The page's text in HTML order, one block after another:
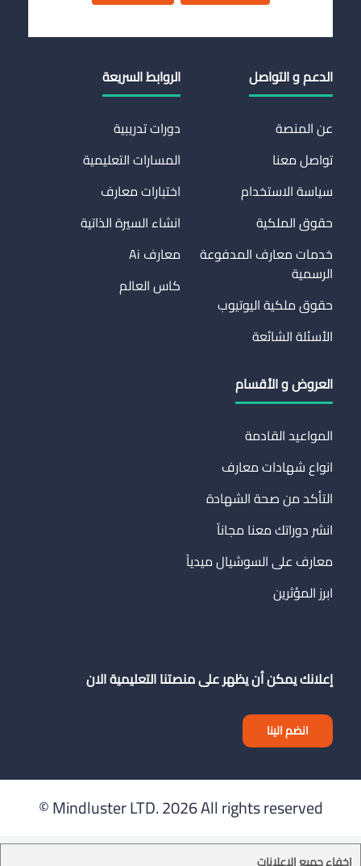
الدعم و التواصل
عن المنصة
تواصل معنا
سياسة الاستخدام
حقوق الملكية
خدمات معارف المدفوعة
الرسمية
حقوق ملكية اليوتيوب
الأسئلة الشائعة
الروابط السريعة
دورات تدريبية
المسارات التعليمية
اختبارات معارف
انشاء السيرة الذاتية
معارف Ai
كاس العالم
العروض و الأقسام
المواعيد القادمة
انواع شهادات معارف
التأكد من صحة الشهادة
انشر دوراتك معنا مجاناً
معارف على السوشيال ميدياً
ابرز المؤثرين
إعلانك يمكن أن يظهر على منصتنا التعليمية الان
انضم الينا
Mindluster LTD.2026 All rights reserved ©
إخفاء جميع الإعلانات